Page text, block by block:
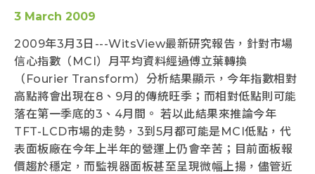
3 March 2009
2009年3月3日---WitsView最新研究報告，針對市場
信心指數（MCI）月平均資料經過傅立葉轉換
（Fourier Transform）分析結果顯示，今年指數相對
高點將會出現在8、9月的傳統旺季；而相對低點則可能
落在第一季底的3、4月間。 若以此結果來推論今年
TFT-LCD市場的走勢，3到5月都可能是MCI低點，代
表面板廠在今年上半年的營運上仍會辛苦；目前面板報
價趨於穩定，而監視器面板甚至呈現微幅上揚，儘管近